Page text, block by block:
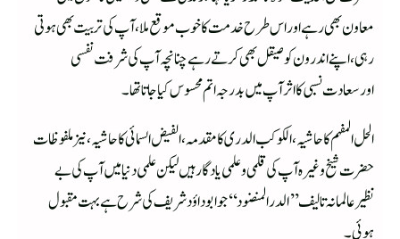
معاون بھی رہے اوراس طرح خدمت کاخوب موقع ملا،آپ کی تربیت بھی ہوتی
رہی،اپنے اندرون کو صیقل بھی کرتے رہے چنانچہ آپ کی شرفت نفسی
اورسعادت نسبی کا اثر آپ میں بدرجہ اتم محسوس کیاجاتا تھا۔
الحل المفہم کاحاشیہ،الکوکب الدری کامقدمہ، الفیض السمائی کاحاشیہ، نیز ملفوظات
حضرت شیخ وغیرہ آپ کی قلمی وعلمی یادگارہیں لیکن علمی دنیامیں آپ کی بے
نظیرعالمانہ تالیف ’’الدرالمنضود‘‘ جو ابوداؤد شریف کی شرح ہے بہت مقبول
ہوئی۔